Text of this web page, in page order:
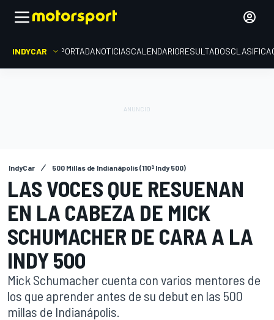
INDYCAR PORTADANOTICIASCALENDARIORESULTADOS
IndyCar 500 Millas de Indianápolis (110ª Indy 500)
LAS VOCES QUE RESUENAN
EN LA CABEZA DE MICK
SCHUMACHER DE CARA A LA
INDY 500
Mick Schumacher cuenta con varios mentores de
los que aprender antes de su debut en las 500
millas de Indianápolis.